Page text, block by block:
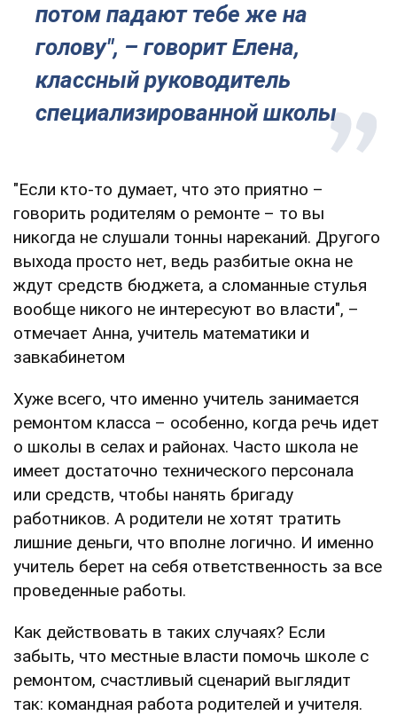
потом падают тебе же на
голову", – говорит Елена,
классный руководитель
специализированной школы
"Если кто-то думает, что это приятно –
говорить родителям о ремонте – то вы
никогда не слушали тонны нареканий. Другого
выхода просто нет, ведь разбитые окна не
ждут средств бюджета, а сломанные стулья
вообще никого не интересуют во власти", –
отмечает Анна, учитель математики и
завкабинетом
Хуже всего, что именно учитель занимается
ремонтом класса – особенно, когда речь идет
о школы в селах и районах. Часто школа не
имеет достаточно технического персонала
или средств, чтобы нанять бригаду
работников. А родители не хотят тратить
лишние деньги, что вполне логично. И именно
учитель берет на себя ответственность за все
проведенные работы.
Как действовать в таких случаях? Если
забыть, что местные власти помочь школе с
ремонтом, счастливый сценарий выглядит
так: командная работа родителей и учителя.